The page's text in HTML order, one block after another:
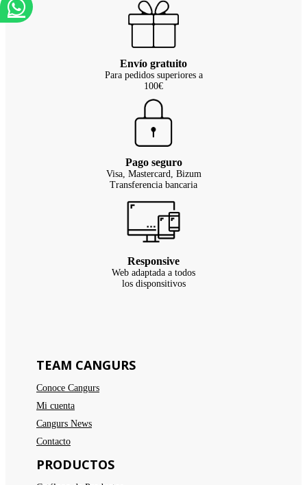
Envío gratuito
Para pedidos superiores a
100€
Pago seguro
Visa, Mastercard, Bizum
Transferencia bancaria
Responsive
Web adaptada a todos
los disponsitivos
TEAM CANGURS
Conoce Cangurs
Mi cuenta
Cangurs News
Contacto
PRODUCTOS